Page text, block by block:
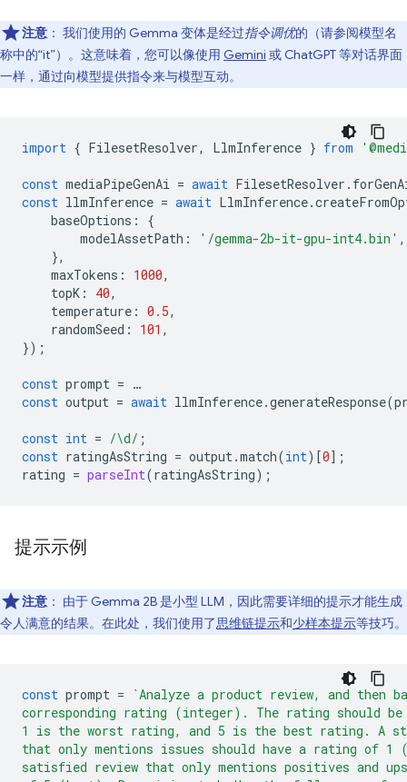
注意 ： 我们使用的 Gemma 变体是经过指令调优的（请参阅模型名
称中的“it”）。这意味着，您可以像使用 Gemini 或 ChatGPT 等对话界面
一样，通过向模型提供指令来与模型互动。
import { FilesetResolver, LlmInference } from
const mediaPipeGenAi = await FilesetResolver .
const llmInference = await LlmInference.
baseOptions :
{
modelAssetPath : '/gemma-2b-it-gpu-int4.bin' ,
},
maxTokens : 1000,
topK : 40,
temperature : 0.5,
randomSeed : 101 ,
});
const prompt = …
const output = await llmInference.generateResponse(
const int = /\d/ ;
const ratingAsString = output .match(int)[0];
rating = parseInt(ratingAsString);
提示示例
注意 ： 由于 Gemma 2B 是小型 LLM，因此需要详细的提示才能生成
令人满意的结果。在此处，我们使用了思维链提示和少样本提示等技巧。
const prompt =
`Analyze a product review, and then
corresponding rating (integer). The rating should be
1 is the worst rating, and 5 is the best rating. A
that only mentions issues should have a rating of 1
satisfied review that only mentions positives and